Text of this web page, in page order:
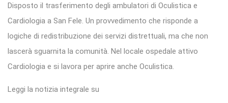
Disposto il trasferimento degli ambulatori di Oculistica e
Cardiologia a San Fele. Un provvedimento che risponde a
logiche di redistribuzione dei servizi distrettuali, ma che non
lascerà sguarnita la comunità. Nel locale ospedale attivo
Cardiologia e si lavora per aprire anche Oculistica.
Leggi la notizia integrale su